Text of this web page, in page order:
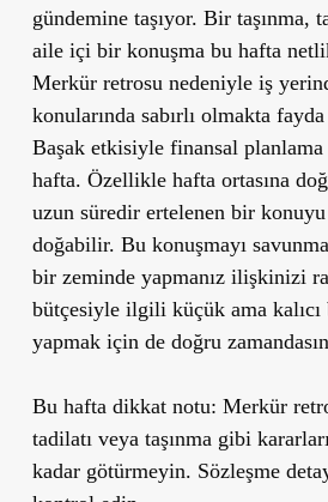
gündemine taşıyor. Bir taşınma,
aile içi bir konuşma bu hafta
Merkür retrosu nedeniyle iş
konularında sabırlı olmakta
Başak etkisiyle finansal
hafta. Özellikle hafta ortasına
uzun süredir ertelenen bir konuyu
doğabilir. Bu konuşmayı
bir zeminde yapmanız ilişkinizi
bütçesiyle ilgili küçük ama kalıcı
yapmak için de doğru
Bu hafta dikkat notu: Merkür
tadilatı veya taşınma gibi
kadar götürmeyin. Sözleşme